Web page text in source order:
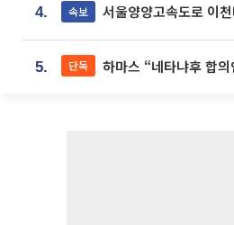
4. 속보 서울양양고속도로 이
5. 단독 하마스 “네타냐후 합의안 거